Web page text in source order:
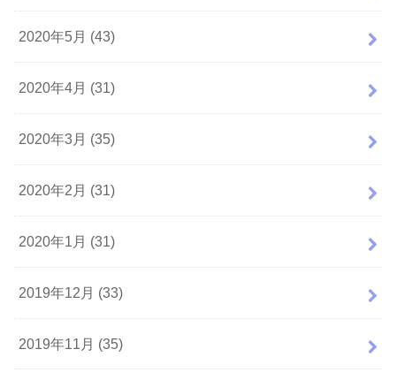
2020年5月 (43)
2020年4月 (31)
2020年3月 (35)
2020年2月 (31)
2020年1月 (31)
2019年12月 (33)
2019年11月 (35)